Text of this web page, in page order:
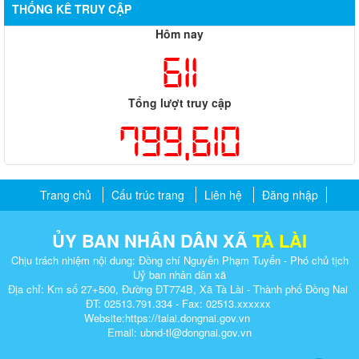
THỐNG KÊ TRUY CẬP
Hôm nay
611
Tổng lượt truy cập
799,610
Trang chủ Cấu trúc trang Liên hệ Đăng nhập
ỦY BAN NHÂN DÂN XÃTÀ LÀI
Chịu trách nhiệm nội dung: Đồng chí Nguyễn Phạm Tuyển - Phó chủ tịch
Uỷ ban nhân dân xã
Địa chỉ: Km số 27+500, Đường ĐT774B, Xã Tà Lài - Thành phố Đồng Nai
ĐT: 02513.791.334 - Fax: 02513.xxxxxx
Website:https://talai.dongnai.gov.vn
Email: ubnd-tl@dongnai.gov.vn​